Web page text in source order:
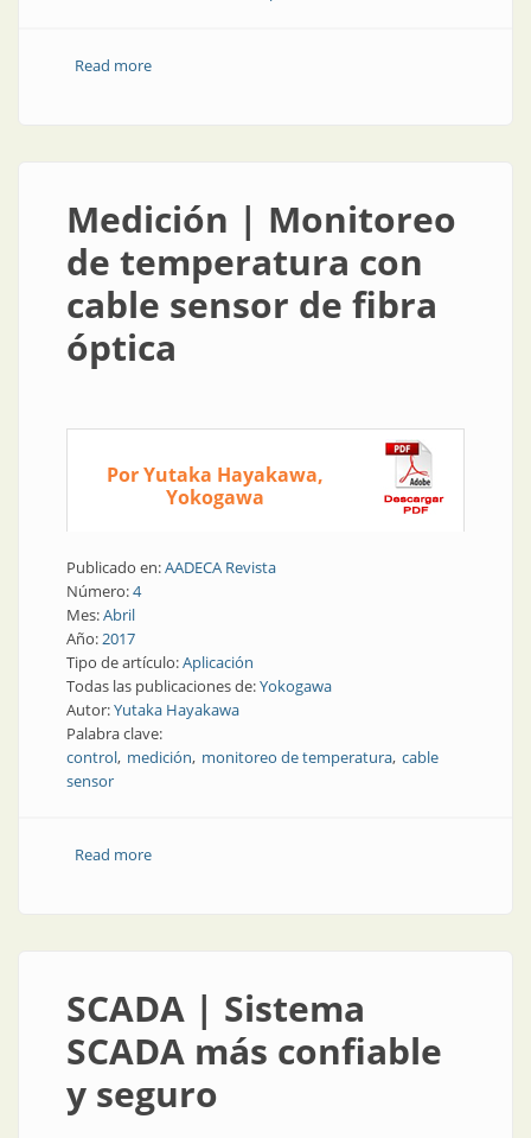
Read moreabout Elementos finales de control | Aplicaciones de
Medición | Monitoreo
de temperatura con
cable sensor de fibra
óptica
Por Yutaka Hayakawa,
Yokogawa
Publicado en:AADECA Revista
Número:4
Mes:Abril
Año:2017
Tipo de artículo:Aplicación
Todas las publicaciones de:Yokogawa
Autor:Yutaka Hayakawa
Palabra clave:
control medición monitoreo de temperatura cable
sensor
Read moreabout Medición | Monitoreo de temperatura con
SCADA | Sistema
SCADA más confiable
y seguro